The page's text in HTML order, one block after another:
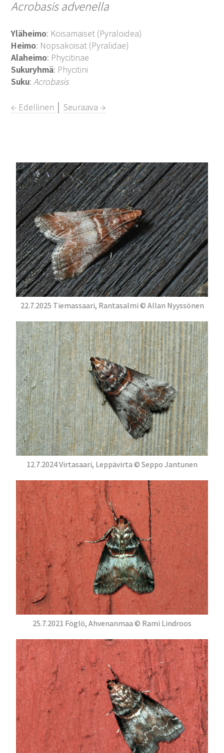
Acrobasis advenella
Yläheimo: Koisamaiset (Pyraloidea)
Heimo: Nopsakoisat (Pyralidae)
Alaheimo: Phycitinae
Sukuryhmä: Phycitini
Suku:Acrobasis
← Edellinen │Seuraava →
22.7.2025 Tiemassaari, Rantasalmi © Allan Nyyssönen
12.7.2024 Virtasaari, Leppävirta © Seppo Jantunen
25.7.2021 Föglö, Ahvenanmaa © Rami Lindroos